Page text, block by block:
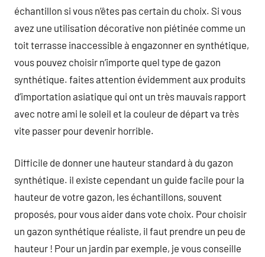
échantillon si vous n’êtes pas certain du choix. Si vous
avez une utilisation décorative non piétinée comme un
toit terrasse inaccessible à engazonner en synthétique,
vous pouvez choisir n’importe quel type de gazon
synthétique. faites attention évidemment aux produits
d’importation asiatique qui ont un très mauvais rapport
avec notre ami le soleil et la couleur de départ va très
vite passer pour devenir horrible.
Difficile de donner une hauteur standard à du gazon
synthétique. il existe cependant un guide facile pour la
hauteur de votre gazon, les échantillons, souvent
proposés, pour vous aider dans vote choix. Pour choisir
un gazon synthétique réaliste, il faut prendre un peu de
hauteur ! Pour un jardin par exemple, je vous conseille